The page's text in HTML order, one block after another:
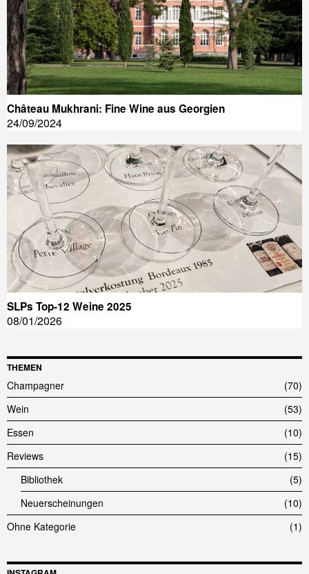
Château Mukhrani: Fine Wine aus Georgien
24/09/2024
SLPs Top-12 Weine 2025
08/01/2026
THEMEN
Champagner
70
Wein
53
Essen
10
Reviews
15
Bibliothek
5
Neuerscheinungen
10
Ohne Kategorie
1